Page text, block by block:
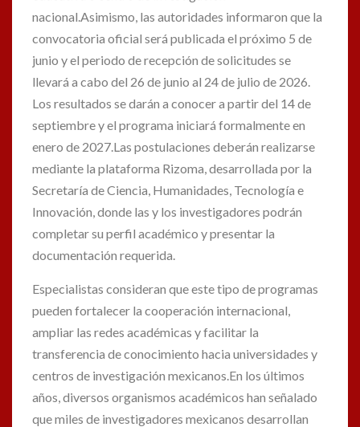
nacional.Asimismo, las autoridades informaron que la
convocatoria oficial será publicada el próximo 5 de
junio y el periodo de recepción de solicitudes se
llevará a cabo del 26 de junio al 24 de julio de 2026.
Los resultados se darán a conocer a partir del 14 de
septiembre y el programa iniciará formalmente en
enero de 2027.Las postulaciones deberán realizarse
mediante la plataforma Rizoma, desarrollada por la
Secretaría de Ciencia, Humanidades, Tecnología e
Innovación, donde las y los investigadores podrán
completar su perfil académico y presentar la
documentación requerida.
Especialistas consideran que este tipo de programas
pueden fortalecer la cooperación internacional,
ampliar las redes académicas y facilitar la
transferencia de conocimiento hacia universidades y
centros de investigación mexicanos.En los últimos
años, diversos organismos académicos han señalado
que miles de investigadores mexicanos desarrollan